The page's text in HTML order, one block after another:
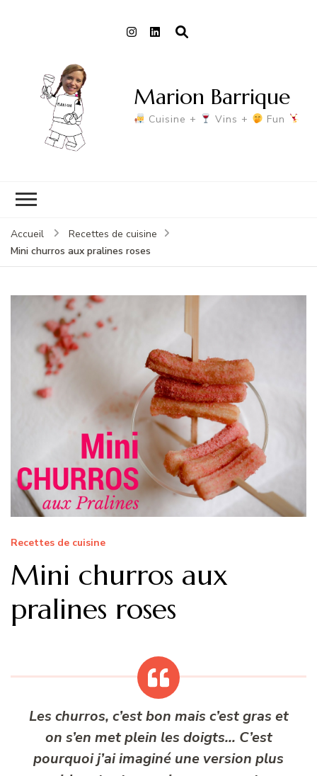
Marion Barrique
Cuisine + Vins + Fun
Accueil
Recettes de cuisine
Mini churros aux pralines roses
Recettes de cuisine
Mini churros aux
pralines roses
Les churros, c’est bon mais c’est gras et
on s’en met plein les doigts… C’est
pourquoi j’ai imaginé une version plus